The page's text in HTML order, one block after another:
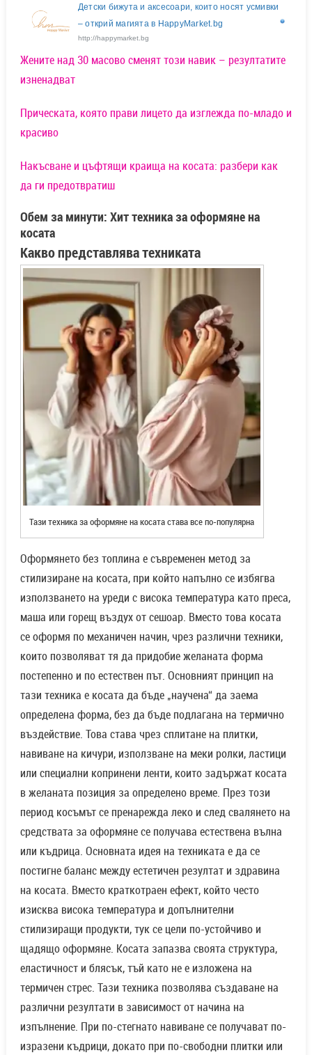
Детски бижута и аксесоари, които носят усмивки
– открий магията в HappyMarket.bg
http://happymarket.bg
Жените над 30 масово сменят този навик – резултатите
изненадват
Прическата, която прави лицето да изглежда по-младо и
красиво
Накъсване и цъфтящи краища на косата: разбери как
да ги предотвратиш
Обем за минути: Хит техника за оформяне на
косата
Какво представлява техниката
Тази техника за оформяне на косата става все по-популярна
Оформянето без топлина е съвременен метод за
стилизиране на косата, при който напълно се избягва
използването на уреди с висока температура като преса,
маша или горещ въздух от сешоар. Вместо това косата
се оформя по механичен начин, чрез различни техники,
които позволяват тя да придобие желаната форма
постепенно и по естествен път. Основният принцип на
тази техника е косата да бъде „научена“ да заема
определена форма, без да бъде подлагана на термично
въздействие. Това става чрез сплитане на плитки,
навиване на кичури, използване на меки ролки, ластици
или специални копринени ленти, които задържат косата
в желаната позиция за определено време. През този
период косъмът се пренарежда леко и след свалянето на
средствата за оформяне се получава естествена вълна
или къдрица. Основната идея на техниката е да се
постигне баланс между естетичен резултат и здравина
на косата. Вместо краткотраен ефект, който често
изисква висока температура и допълнителни
стилизиращи продукти, тук се цели по-устойчиво и
щадящо оформяне. Косата запазва своята структура,
еластичност и блясък, тъй като не е изложена на
термичен стрес. Тази техника позволява създаване на
различни резултати в зависимост от начина на
изпълнение. При по-стегнато навиване се получават по-
изразени къдрици, докато при по-свободни плитки или